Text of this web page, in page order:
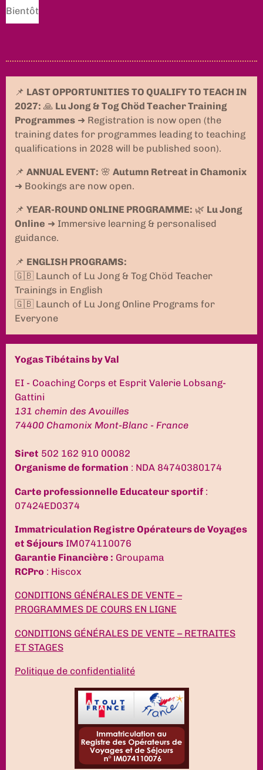
Bientôt
📌 LAST OPPORTUNITIES TO QUALIFY TO TEACH IN
2027: 🙏 Lu Jong & Tog Chöd Teacher Training
Programmes ➜ Registration is now open (the
training dates for programmes leading to teaching
qualifications in 2028 will be published soon).
📌 ANNUAL EVENT: 🌸 Autumn Retreat in Chamonix
➜ Bookings are now open.
📌 YEAR-ROUND ONLINE PROGRAMME: 🌿 Lu Jong
Online ➜ Immersive learning & personalised
guidance.
📌 ENGLISH PROGRAMS:
🇬🇧 Launch of Lu Jong & Tog Chöd Teacher
Trainings in English
🇬🇧 Launch of Lu Jong Online Programs for
Everyone
Yogas Tibétains by Val
EI - Coaching Corps et Esprit Valerie Lobsang-
Gattini
131 chemin des Avouilles
74400 Chamonix Mont-Blanc - France
Siret 502 162 910 00082
Organisme de formation : NDA 84740380174
Carte professionnelle Educateur sportif :
07424ED0374
Immatriculation Registre Opérateurs de Voyages
et Séjours IM074110076
Garantie Financière : Groupama
RCPro : Hiscox
CONDITIONS GÉNÉRALES DE VENTE –
PROGRAMMES DE COURS EN LIGNE
CONDITIONS GÉNÉRALES DE VENTE – RETRAITES
ET STAGES
Politique de confidentialité